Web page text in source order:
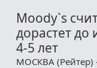
Moody`s
дорастет до
4-5 лет
МОСКВА (Рейтер)